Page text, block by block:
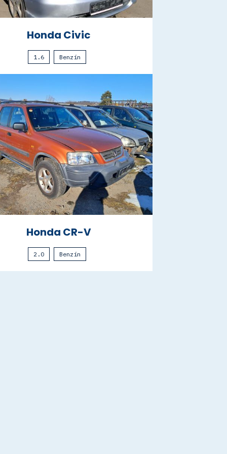
Honda Civic
1.6 Benzín
Honda CR-V
2.0 Benzín